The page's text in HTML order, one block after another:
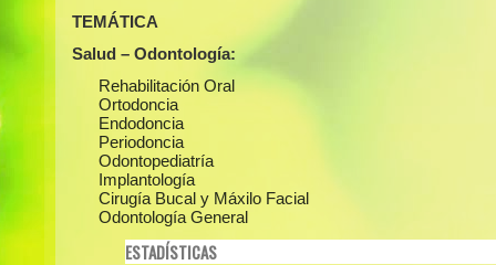
TEMÁTICA
Salud – Odontología:
Rehabilitación Oral
Ortodoncia
Endodoncia
Periodoncia
Odontopediatría
Implantología
Cirugía Bucal y Máxilo Facial
Odontología General
ESTADÍSTICAS